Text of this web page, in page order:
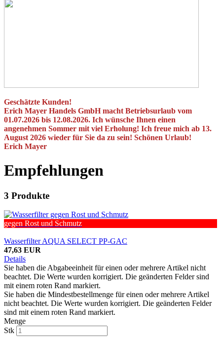
Geschätzte Kunden!
Erich Mayer Handels GmbH macht Betriebsurlaub vom
01.07.2026 bis 12.08.2026. Ich wünsche Ihnen einen
angenehmen Sommer mit viel Erholung! Ich freue mich ab 13.
August 2026 wieder für Sie da zu sein! Schönen Urlaub!
Erich Mayer
Empfehlungen
3 Produkte
gegen Rost und Schmutz
Wasserfilter AQUA SELECT PP-GAC
47,63 EUR
Details
Sie haben die Abgabeeinheit für einen oder mehrere Artikel nicht
beachtet. Die Werte wurden korrigiert. Die geänderten Felder sind
mit einem roten Rand markiert.
Sie haben die Mindestbestellmenge für einen oder mehrere Artikel
nicht beachtet. Die Werte wurden korrigiert. Die geänderten Felder
sind mit einem roten Rand markiert.
Menge
Stk